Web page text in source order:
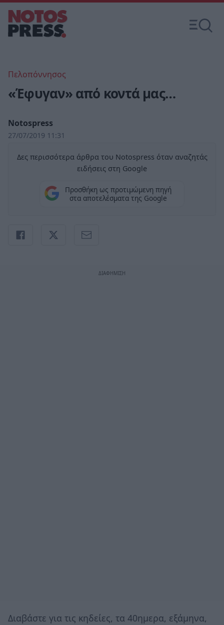
Πελοπόννησος
«Έφυγαν» από κοντά μας…
Notospress
27/07/2019 11:31
Δες περισσότερα άρθρα του Notospress όταν αναζητάς
ειδήσεις στη Google
Προσθήκη ως προτιμώμενη πηγή
στα αποτελέσματα της Google
Διαβάστε για τις κηδείες, τα 40ημερα, εξάμηνα,